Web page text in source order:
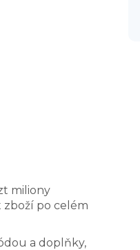
miliony
po celém
a doplňky,